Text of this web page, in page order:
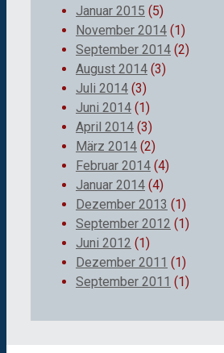
Januar 2015 (5)
November 2014 (1)
September 2014 (2)
August 2014 (3)
Juli 2014 (3)
Juni 2014 (1)
April 2014 (3)
März 2014 (2)
Februar 2014 (4)
Januar 2014 (4)
Dezember 2013 (1)
September 2012 (1)
Juni 2012 (1)
Dezember 2011 (1)
September 2011 (1)